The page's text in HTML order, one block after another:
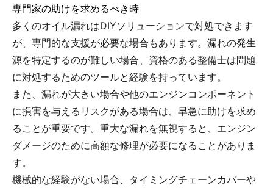
専門家の助けを求めるべき時
多くのオイル漏れはDIYソリューションで対処できます
が、専門的な支援が必要な場合もあります。漏れの発生
源を特定するのが難しい場合、資格のある整備士は問題
に対処するためのツールと経験を持っています。
また、漏れが大きい場合や他のエンジンコンポーネント
に損害を与えるリスクがある場合は、早急に助けを求め
ることが重要です。重大な漏れを無視すると、エンジン
ダメージのために高額な修理が必要になることがありま
す。
機械的な経験がない場合、タイミングチェーンカバーや